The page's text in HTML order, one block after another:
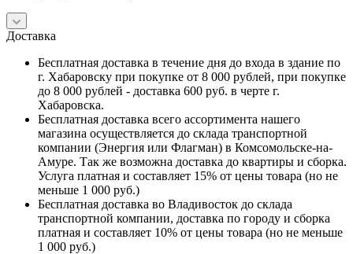
Доставка
Бесплатная доставка в течение дня до входа в здание по
г. Хабаровску при покупке от 8 000 рублей, при покупке
до 8 000 рублей - доставка 600 руб. в черте г.
Хабаровска.
Бесплатная доставка всего ассортимента нашего
магазина осуществляется до склада транспортной
компании (Энергия или Флагман) в Комсомольске-на-
Амуре. Так же возможна доставка до квартиры и сборка.
Услуга платная и составляет 15% от цены товара (но не
меньше 1 000 руб.)
Бесплатная доставка во Владивосток до склада
транспортной компании, доставка по городу и сборка
платная и составляет 10% от цены товара (но не меньше
1 000 руб.)